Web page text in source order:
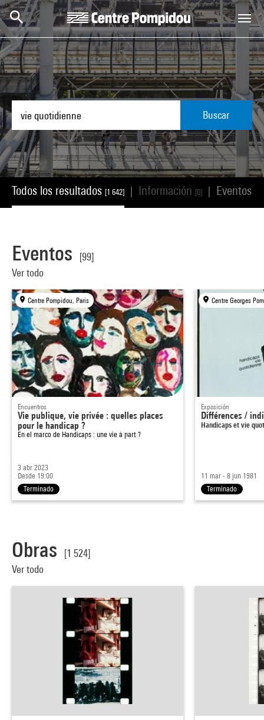
Skip to main content
Centre Pompidou
Buscar
Todos los resultados [1 642] Información [0] Eventos
Eventos
[99]
Ver todo
Centre Pompidou, Paris
Encuentros
Vie publique, vie privée : quelles places
pour le handicap ?
En el marco de Handicaps : une vie à part ?
3 abr 2023
Desde 19:00
Terminado
Centre Georges
Exposición
Différences /
Handicaps et vie
11 mar - 8 jun 1981
Terminado
Obras
[1 524]
Ver todo